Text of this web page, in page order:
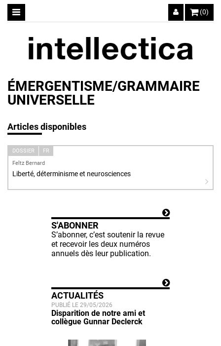
(0)
ÉMERGENTISME/GRAMMAIRE
UNIVERSELLE
Articles disponibles
DOSSIER
FR
Feltz Bernard
Liberté, déterminisme et neurosciences
S'ABONNER
S’abonner, c’est soutenir la revue
et recevoir les deux numéros
annuels dès leur publication.
ACTUALITÉS
PUBLIÉ LE 29/05/2026
Disparition de notre ami et
collègue Gunnar Declerck